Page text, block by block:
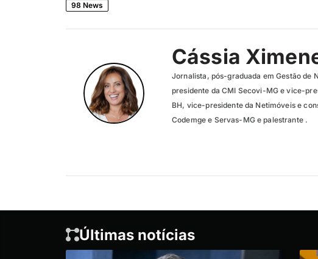
98 News
Cássia
Jornalista, pós-graduada em Gestão de
presidente da CMI Secovi-MG e vice-
BH, vice-presidente da Netimóveis e
Codemge e Servas-MG e palestrante .
Últimas notícias